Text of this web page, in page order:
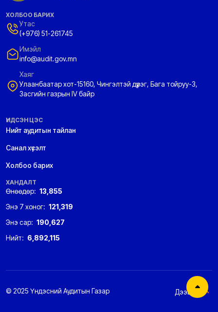
ХОЛБОО БАРИХ
Утас
(+976) 51-261745
Имэйл
info@audit.gov.mn
Хаяг
Улаанбаатар хот-15160, Чингэлтэй дүүрэг, Бага тойруу-3,
Засгийн газрын IV байр
ҮНДСЭН ЦЭС
Нийт аудитын тайлан
Санал хүсэлт
Холбоо барих
ХАНДАЛТ
Өнөөдөр: 13,855
Энэ 7 хоног: 121,319
Энэ сар: 190,627
Нийт: 6,892,115
© 2025 Үндэсний Аудитын Газар Дээшээ